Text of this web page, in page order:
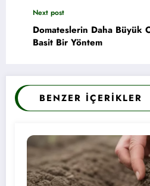
Next post
Domateslerin Daha Büyük
Basit Bir Yöntem
BENZER İÇERIKLER